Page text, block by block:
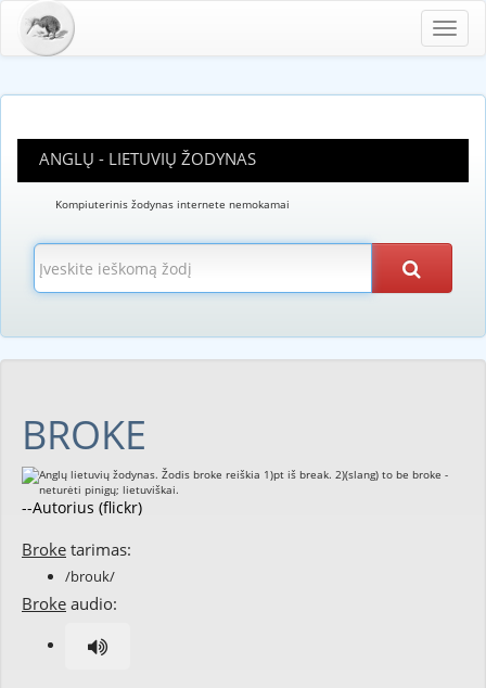
ANGLŲ - LIETUVIŲ ŽODYNAS
Kompiuterinis žodynas internete nemokamai
BROKE
--Autorius (flickr)
Broke tarimas:
/brouk/
Broke audio: